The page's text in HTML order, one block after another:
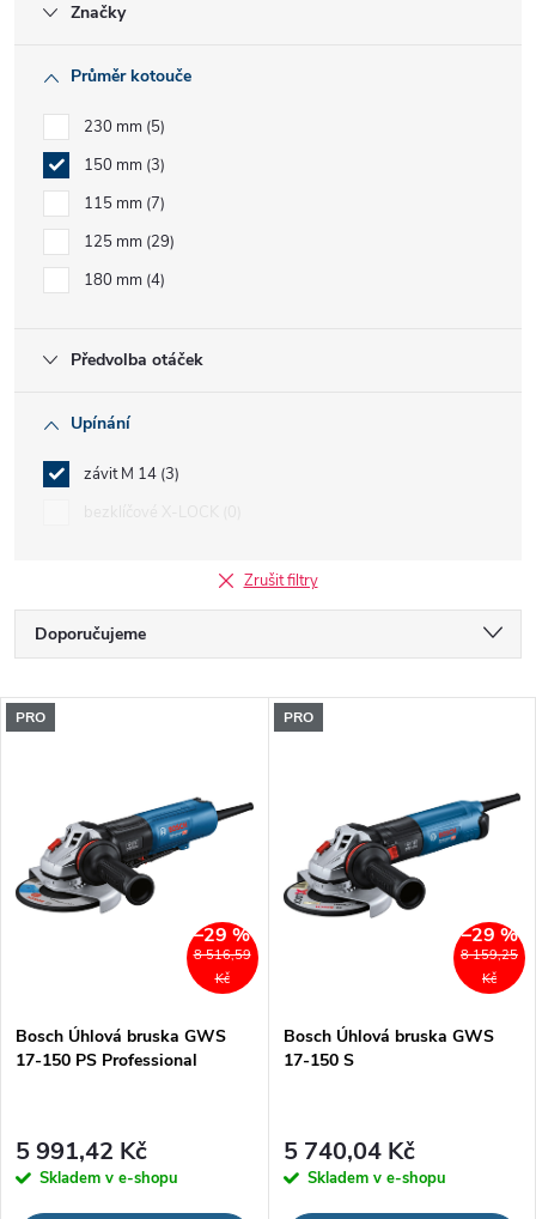
Značky
Průměr kotouče
230 mm 5
150 mm 3
115 mm 7
125 mm 29
180 mm 4
Předvolba otáček
Upínání
závit M 14 3
Zrušit filtry
Ř
a
n
r
d
Doporučujeme
Nejdražší
Abecedně
V
p
i
p
r
o
d
PRO
8 516,59
Kč
–29 %
Bosch Úhlová bruska GWS
17-150 PS Professional
5 991,42 Kč
Skladem v e-shopu
PRO
8 159,25
Kč
–29 %
Bosch Úhlová bruska GWS
17-150 S
5 740,04 Kč
Skladem v e-shopu